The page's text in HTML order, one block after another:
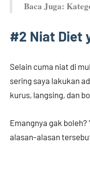
Baca Juga:
#2 Niat Diet
Selain cuma niat di
sering saya lakukan
kurus, langsing, dan
Emangnya gak boleh?
alasan-alasan